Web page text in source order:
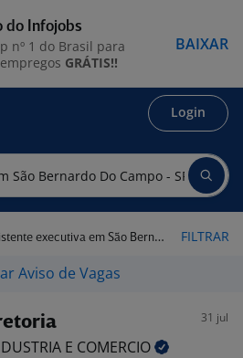
Login
em São Bernardo do Campo - SP FILTRAR
Aviso de Vagas
31 jul
E COMERCIO
do Infojobs
nº 1 do Brasil para
GRÁTIS!!
BAIXAR